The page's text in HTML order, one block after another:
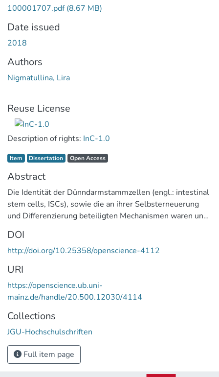
100001707.pdf(8.67 MB)
Date issued
2018
Authors
Nigmatullina, Lira
Reuse License
Description of rights: InC-1.0
Item type:
Item, Dissertation Access status:
Open Access,
Abstract
Die Identität der Dünndarmstammzellen (engl.: intestinal
stem cells, ISCs), sowie die an ihrer Selbsterneuerung
und Differenzierung beteiligten Mechanismen waren und
positive (Lgr5 ) ISCs halten die Gewebehomöostase
aufrecht und alle Zellarten des Darmepithels
entstammen aus diesen. Dennoch sind die Mechanismen,
die für die Etablierung der Lgr5 ISCs während der
embryonalen Darmentwicklung verantwortlich sind,
bisher
unbekannt.
Eine in vivo Analyse der Zellabstammung zeigt, dass die
ersten Lgr5 ISC-Vorläufer als eigenständige
Zellpopulation im Embryonalstadium E13.5 auftauchen
und zum adulten Stammzellenpool beitragen. Eine RNA-
DOI
http://doi.org/10.25358/openscience-4112
URI
https://openscience.ub.uni-
mainz.de/handle/20.500.12030/4114
Collections
JGU-Hochschulschriften
Full item page